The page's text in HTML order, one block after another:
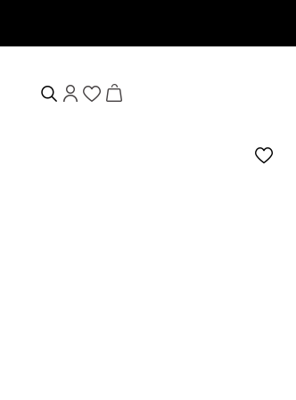
Willkommensgutschein erhalten